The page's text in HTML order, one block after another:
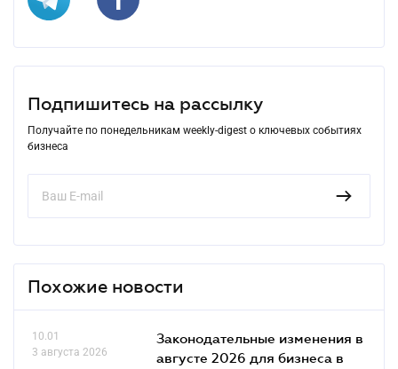
Подпишитесь на рассылку
Получайте по понедельникам weekly-digest о ключевых событиях
бизнеса
Похожие новости
10.01
3 августа 2026
Законодательные изменения в
августе 2026 для бизнеса в